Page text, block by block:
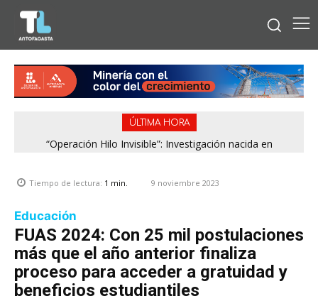
ÚLTIMA HORA
“Operación Hilo Invisible”: Investigación nacida en
Tiempo de lectura: 1 min. 9 noviembre 2023
Educación
FUAS 2024: Con 25 mil postulaciones
más que el año anterior finaliza
proceso para acceder a gratuidad y
beneficios estudiantiles